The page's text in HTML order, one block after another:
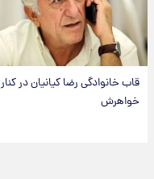
قاب خانوادگی رضا کیانیان در کنار
خواهرش